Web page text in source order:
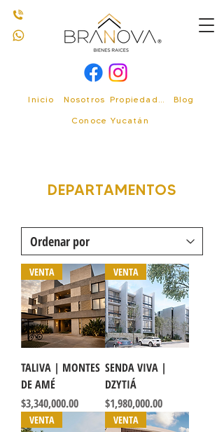
Inicio Nosotros
Blog
Conoce Yucatán
DEPARTAMENTOS
VENTA
TALIVA | MONTES
DE AMÉ
Precio
$3,340,000.00
VENTA
SENDA VIVA |
DZYTIÁ
Precio
$1,980,000.00
VENTA VENTA